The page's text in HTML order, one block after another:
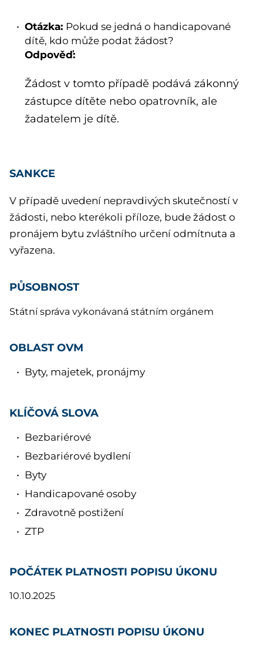
Otázka: Pokud se jedná o handicapované
dítě, kdo může podat žádost?
Odpověď:
Žádost v tomto případě podává zákonný
zástupce dítěte nebo opatrovník, ale
žadatelem je dítě.
SANKCE
V případě uvedení nepravdivých skutečností v
žádosti, nebo kterékoli příloze, bude žádost o
pronájem bytu zvláštního určení odmítnuta a
vyřazena.
PŮSOBNOST
Státní správa vykonávaná státním orgánem
OBLAST OVM
Byty, majetek, pronájmy
KLÍČOVÁ SLOVA
Bezbariérové
Bezbariérové bydlení
Byty
Handicapované osoby
Zdravotně postižení
ZTP
POČÁTEK PLATNOSTI POPISU ÚKONU
10.10.2025
KONEC PLATNOSTI POPISU ÚKONU